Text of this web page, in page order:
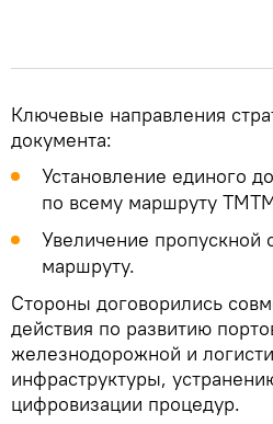
Ключевые направления
документа:
Установление единого
по всему маршруту
Увеличение пропускной
маршруту.
Стороны договорились
действия по развитию
железнодорожной и
инфраструктуры,
цифровизации процедур.